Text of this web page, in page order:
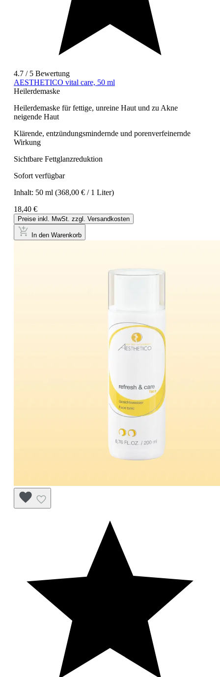
4.7 / 5 Bewertung
AESTHETICO vital care, 50 ml
Heilerdemaske
Heilerdemaske für fettige, unreine Haut und zu Akne
neigende Haut
Klärende, entzündungsmindernde und porenverfeinernde
Wirkung
Sichtbare Fettglanzreduktion
Sofort verfügbar
Inhalt: 50 ml (368,00 € / 1 Liter)
18,40 €
Preise inkl. MwSt. zzgl. Versandkosten
In den Warenkorb